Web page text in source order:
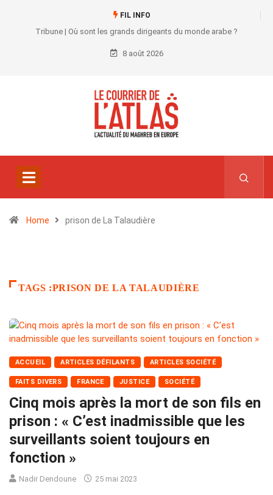
FIL INFO
Tribune | Où sont les grands dirigeants du monde arabe ?
8 août 2026
Home prison de La Talaudière
TAGS :PRISON DE LA TALAUDIÈRE
ACCUEIL ARTICLES DÉFILANTS ARTICLES SOCIÉTÉ
FAITS DIVERS FRANCE JUSTICE SOCIÉTÉ
Cinq mois après la mort de son fils en
prison : « C’est inadmissible que les
surveillants soient toujours en
fonction »
Nadir Dendoune 25 mai 2023